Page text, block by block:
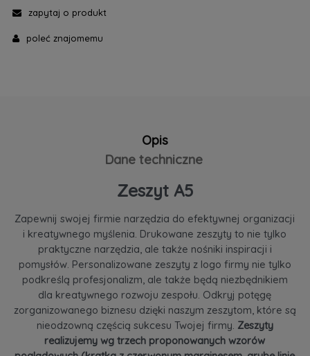
zapytaj o produkt
poleć znajomemu
Opis
Dane techniczne
Zeszyt A5
Zapewnij swojej firmie narzędzia do efektywnej organizacji
i kreatywnego myślenia. Drukowane zeszyty to nie tylko
praktyczne narzędzia, ale także nośniki inspiracji i
pomysłów. Personalizowane zeszyty z logo firmy nie tylko
podkreślą profesjonalizm, ale także będą niezbędnikiem
dla kreatywnego rozwoju zespołu. Odkryj potęgę
zorganizowanego biznesu dzięki naszym zeszytom, które są
nieodzowną częścią sukcesu Twojej firmy. Zeszyty
realizujemy wg trzech proponowanych wzorów